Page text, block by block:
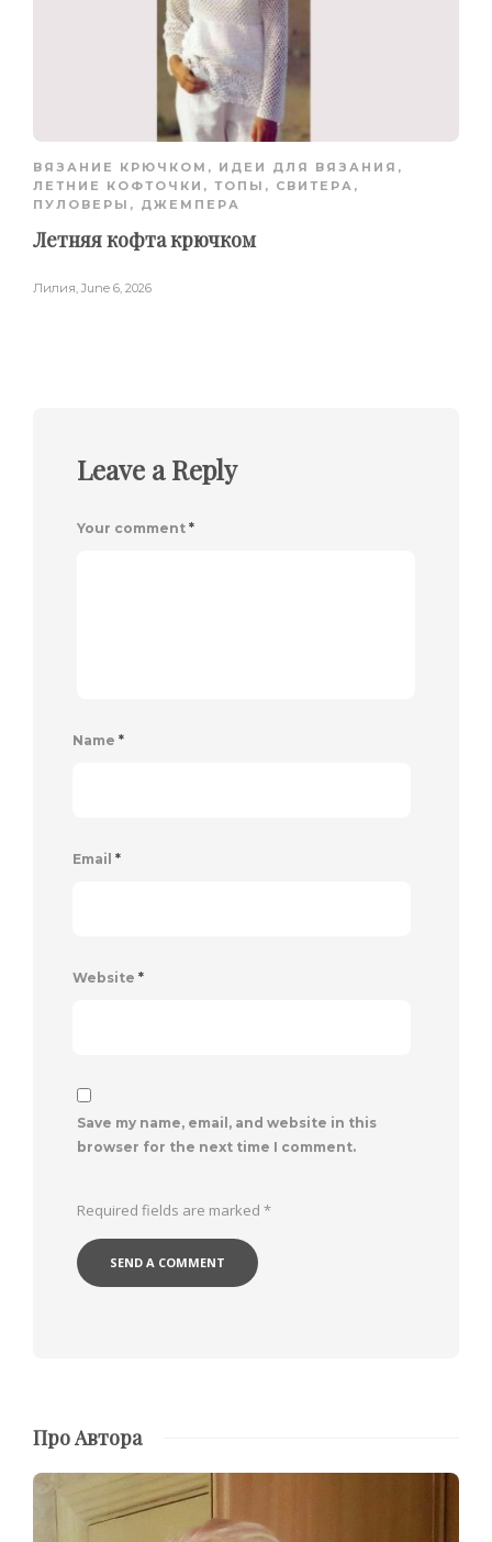
ВЯЗАНИЕ КРЮЧКОМ , ИДЕИ ДЛЯ ВЯЗАНИЯ ,
ЛЕТНИЕ КОФТОЧКИ, ТОПЫ , СВИТЕРА,
ПУЛОВЕРЫ, ДЖЕМПЕРА
Летняя кофта крючком
Лилия, June 6, 2026
Leave a Reply
Your comment *
Name *
Email *
Website *
Save my name, email, and website in this
browser for the next time I comment.
Required fields are marked *
Про Автора